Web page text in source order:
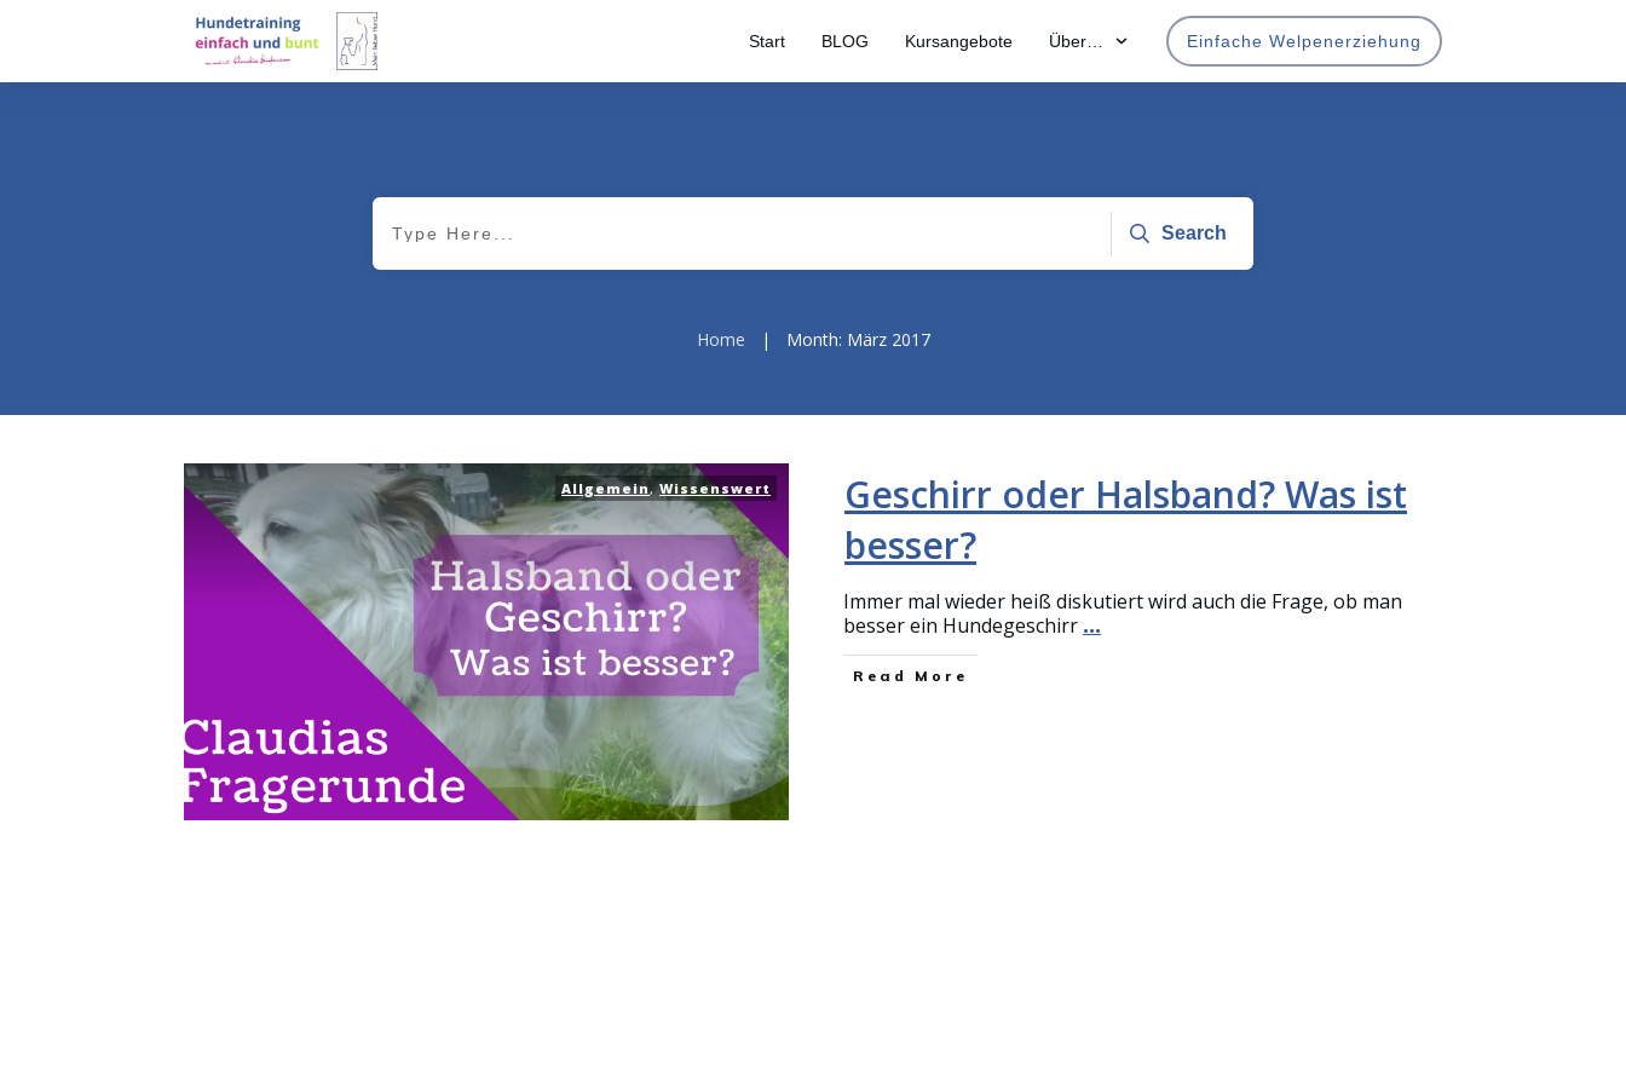
Start BLOG Kursangebote Über… Einfache Welpenerziehung
Search
Home | Month: März 2017
Allgemein,Wissenswert
Geschirr oder Halsband? Was ist
besser?
Immer mal wieder heiß diskutiert wird auch die Frage, ob man
besser ein Hundegeschirr ...
Read More